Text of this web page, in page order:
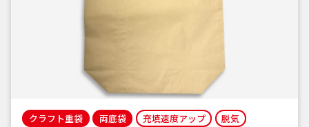
クラフト重袋 両底袋 充填速度アップ 脱気